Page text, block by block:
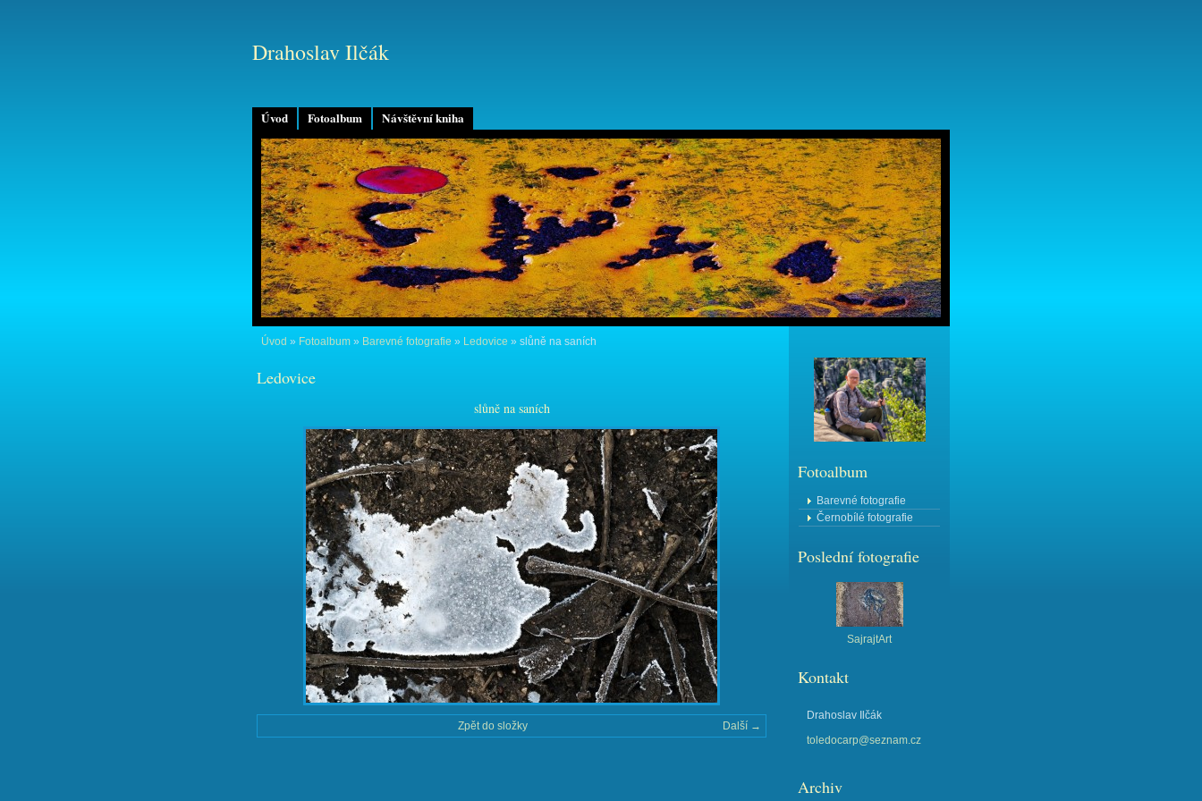
Úvod Fotoalbum Návštěvní kniha
Drahoslav Ilčák
Úvod » Fotoalbum » Barevné fotografie » Ledovice » slůně na saních
Ledovice
slůně na saních
Další →
Zpět do složky
Fotoalbum
Barevné fotografie
Černobílé fotografie
Poslední fotografie
SajrajtArt
Kontakt
Drahoslav Ilčák
toledocarp@seznam.cz
Archiv